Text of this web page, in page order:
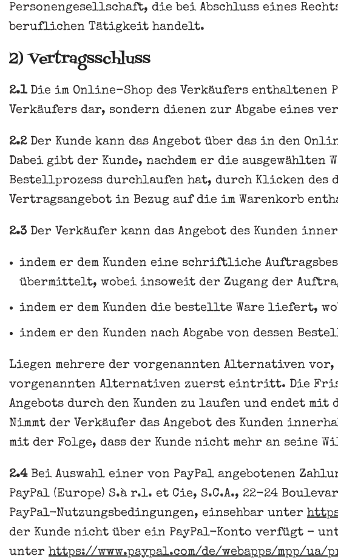
Personengesellschaft, die bei Abschluss eines
beruflichen Tätigkeit handelt.
2) Vertragsschluss
2.1Die im Online-Shop des Verkäufers
Verkäufers dar, sondern dienen zur Abgabe eines
2.2Der Kunde kann das Angebot über das in den
Dabei gibt der Kunde, nachdem er die
Bestellprozess durchlaufen hat, durch Klicken
Vertragsangebot in Bezug auf die im Warenkorb
2.3 Der Verkäufer kann das Angebot des Kunden
indem er dem Kunden eine schriftliche
übermittelt, wobei insoweit der Zugang der
indem er dem Kunden die bestellte Ware liefert,
indem er den Kunden nach Abgabe von dessen
Liegen mehrere der vorgenannten Alternativen
vorgenannten Alternativen zuerst eintritt. Die Frist
Angebots durch den Kunden zu laufen und endet mit
Nimmt der Verkäufer das Angebot des Kunden
mit der Folge, dass der Kunde nicht mehr an seine
2.4Bei Auswahl einer von PayPal angebotenen
PayPal (Europe) S.à r.l. et Cie, S.C.A., 22-24
PayPal-Nutzungsbedingungen, einsehbar unter
der Kunde nicht über ein PayPal-Konto verfügt –
unter https://www.paypal.com/de/webapps/mpp/ua/